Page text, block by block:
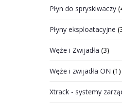
Płyn do spryskiwaczy
Płyny eksploatacyjne
Węże i Zwijadła (3)
Węże i zwijadła ON (1)
Xtrack - systemy